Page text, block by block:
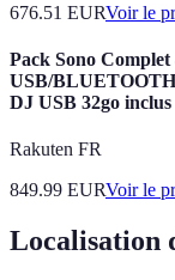
676.51 EURVoir le
Pack Sono Complet
USB/
DJ USB 32go inclus
Rakuten FR
849.99 EURVoir le
Localisation